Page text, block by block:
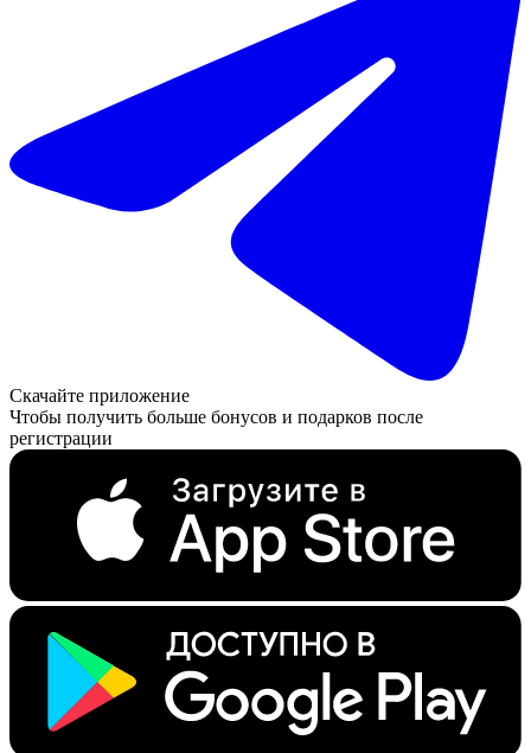
Скачайте приложение
Чтобы получить больше бонусов и подарков после
регистрации